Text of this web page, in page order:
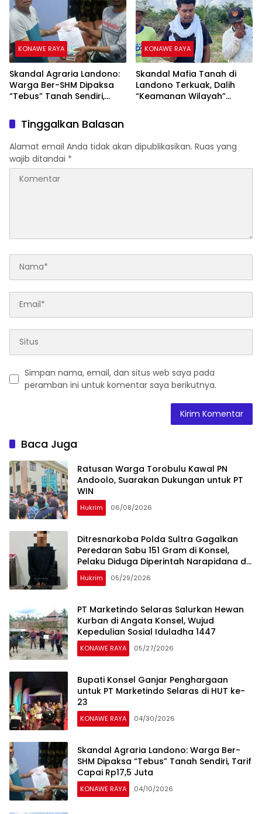
KONAWE RAYA
‎Skandal Agraria Landono:
Warga Ber-SHM Dipaksa
“Tebus” Tanah Sendiri,
KONAWE RAYA
Skandal Mafia Tanah di
Landono Terkuak, Dalih
“Keamanan Wilayah”
Tinggalkan Balasan
Alamat email Anda tidak akan dipublikasikan. Ruas yang
wajib ditandai *
Simpan nama, email, dan situs web saya pada
peramban ini untuk komentar saya berikutnya.
Baca Juga
‎Ratusan Warga Torobulu Kawal PN
Andoolo, Suarakan Dukungan untuk PT
WIN
Hukrim 06/08/2026
Ditresnarkoba Polda Sultra Gagalkan
Peredaran Sabu 151 Gram di Konsel,
Pelaku Diduga Diperintah Narapidana di
Dalam Lapas
Hukrim 05/29/2026
PT Marketindo Selaras Salurkan Hewan
Kurban di Angata Konsel, Wujud
Kepedulian Sosial Iduladha 1447
KONAWE RAYA 05/27/2026
Bupati Konsel Ganjar Penghargaan
untuk PT Marketindo Selaras di HUT ke-
23
KONAWE RAYA 04/30/2026
‎Skandal Agraria Landono: Warga Ber-
SHM Dipaksa “Tebus” Tanah Sendiri, Tarif
Capai Rp17,5 Juta
KONAWE RAYA 04/10/2026